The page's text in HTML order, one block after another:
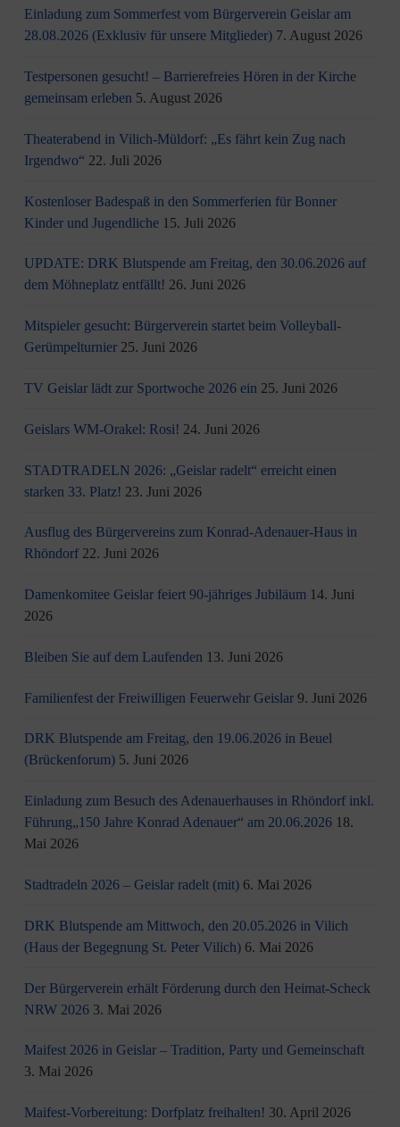
Einladung zum Sommerfest vom Bürgerverein Geislar am
28.08.2026 (Exklusiv für unsere Mitglieder) 7. August 2026
Testpersonen gesucht! – Barrierefreies Hören in der Kirche
gemeinsam erleben 5. August 2026
Theaterabend in Vilich-Müldorf: „Es fährt kein Zug nach
Irgendwo“ 22. Juli 2026
Kostenloser Badespaß in den Sommerferien für Bonner
Kinder und Jugendliche 15. Juli 2026
UPDATE: DRK Blutspende am Freitag, den 30.06.2026 auf
dem Möhneplatz entfällt! 26. Juni 2026
Mitspieler gesucht: Bürgerverein startet beim Volleyball-
Gerümpelturnier 25. Juni 2026
TV Geislar lädt zur Sportwoche 2026 ein 25. Juni 2026
Geislars WM-Orakel: Rosi! 24. Juni 2026
STADTRADELN 2026: „Geislar radelt“ erreicht einen
starken 33. Platz! 23. Juni 2026
Ausflug des Bürgervereins zum Konrad-Adenauer-Haus in
Rhöndorf 22. Juni 2026
Damenkomitee Geislar feiert 90-jähriges Jubiläum 14. Juni
2026
Bleiben Sie auf dem Laufenden 13. Juni 2026
Familienfest der Freiwilligen Feuerwehr Geislar 9. Juni 2026
DRK Blutspende am Freitag, den 19.06.2026 in Beuel
(Brückenforum) 5. Juni 2026
Einladung zum Besuch des Adenauerhauses in Rhöndorf inkl.
Führung„150 Jahre Konrad Adenauer“ am 20.06.2026 18.
Mai 2026
Stadtradeln 2026 – Geislar radelt (mit) 6. Mai 2026
DRK Blutspende am Mittwoch, den 20.05.2026 in Vilich
(Haus der Begegnung St. Peter Vilich) 6. Mai 2026
Der Bürgerverein erhält Förderung durch den Heimat-Scheck
NRW 2026 3. Mai 2026
Maifest 2026 in Geislar – Tradition, Party und Gemeinschaft
3. Mai 2026
Maifest-Vorbereitung: Dorfplatz freihalten! 30. April 2026